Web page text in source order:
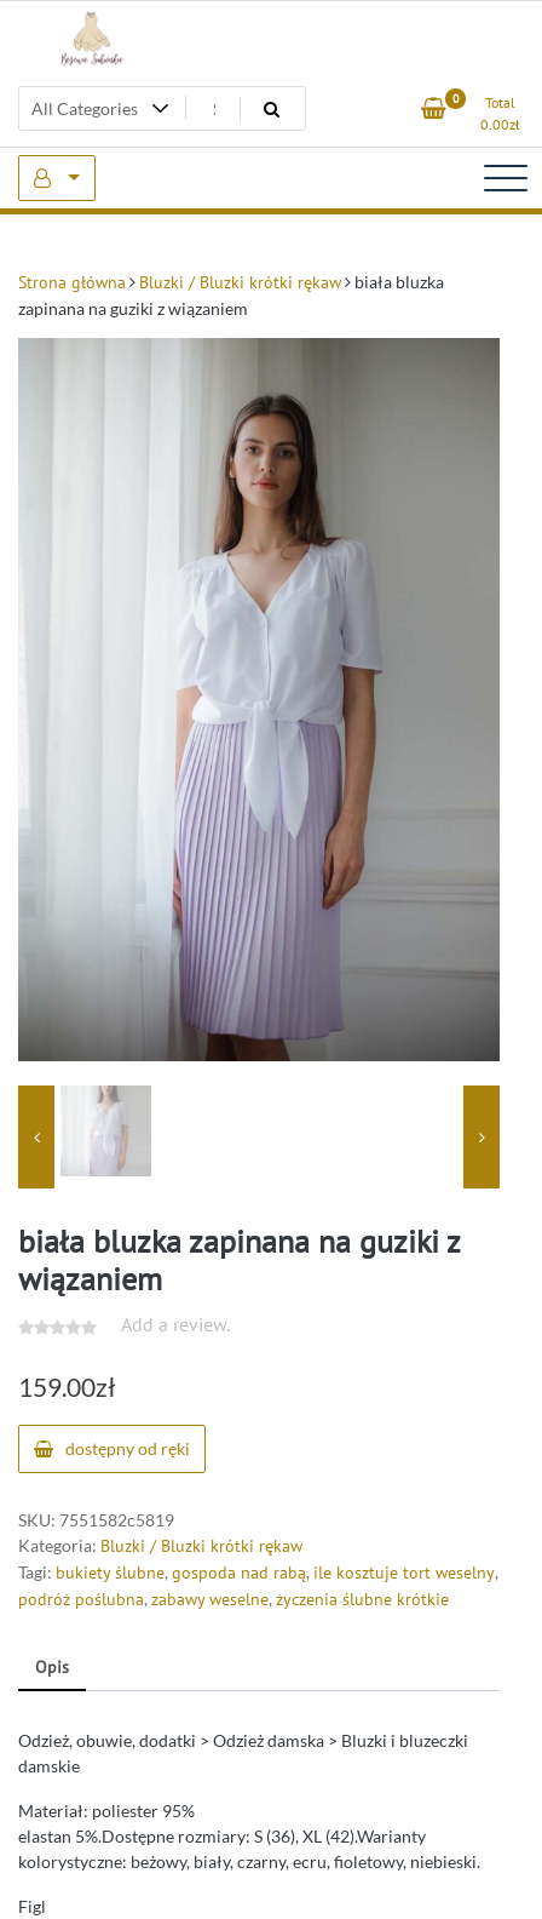
Beżowa Sukienka 0
Total
0.00zł
Strona główna Bluzki / Bluzki krótki rękaw
biała bluzka
zapinana na guziki z wiązaniem
biała bluzka zapinana na guziki z
wiązaniem
Add a review.
159.00zł
dostępny od ręki
SKU: 7551582c5819
Kategoria: Bluzki / Bluzki krótki rękaw
Tagi: bukiety ślubne, gospoda nad rabą, ile kosztuje tort weselny,
podróż poślubna, zabawy weselne, życzenia ślubne krótkie
Opis
Odzież, obuwie, dodatki > Odzież damska > Bluzki i bluzeczki
damskie
Materiał: poliester 95%
elastan 5%.Dostępne rozmiary: S (36), XL (42).Warianty
kolorystyczne: beżowy, biały, czarny, ecru, fioletowy, niebieski.
Figl